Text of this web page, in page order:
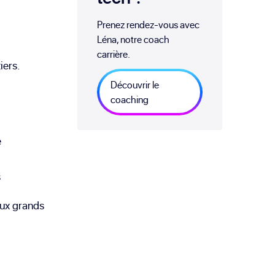
grands
Prenez rendez-vous avec
Léna, notre coach
carrière.
Découvrir le
coaching